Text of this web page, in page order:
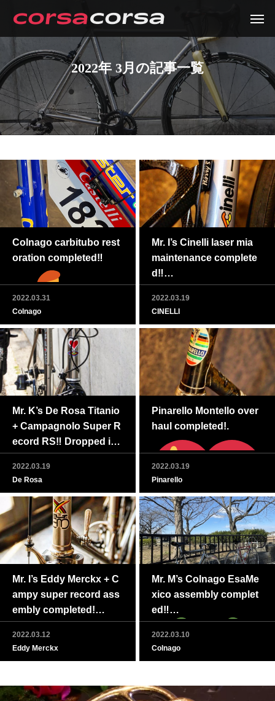
2022年 3月の記事一覧
Colnago carbitubo rest
oration completed‼
2022.03.31
Colnago
Mr. I’s Cinelli laser mia
maintenance complete
d‼
2022.03.19
CINELLI
Mr. K’s De Rosa Titanio
+ Campagnolo Super R
ecord RS‼ Dropped in
CorsaCorsa.
2022.03.19
De Rosa
Pinarello Montello over
haul completed!.
2022.03.19
Pinarello
Mr. I’s Eddy Merckx + C
ampy super record ass
embly completed!
2022.03.12
Eddy Merckx
Mr. M’s Colnago EsaMe
xico assembly complet
ed‼
2022.03.10
Colnago